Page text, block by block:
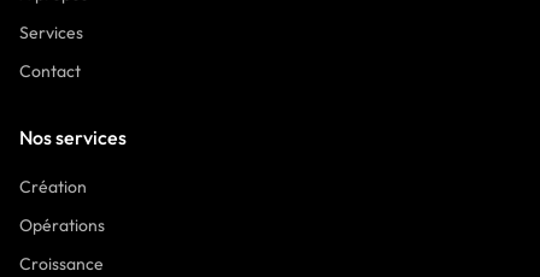
Services
Contact
Nos services
Création
Opérations
Croissance